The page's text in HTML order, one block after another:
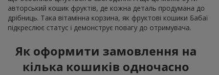
авторський кошик фруктів, де кожна деталь продумана до
дрібниць. Така вітамінна корзина, як фруктові кошики Бабаї
підкреслює статус і демонструє повагу до отримувача.
Як оформити замовлення на
кілька кошиків одночасно